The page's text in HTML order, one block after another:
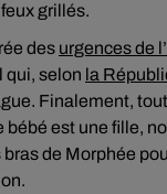
grillés.
des urgences de
qui, selon la
Finalement,
bébé est une fille,
de Morphée